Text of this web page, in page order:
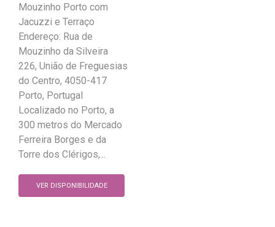
Mouzinho Porto com
Jacuzzi e Terraço
Endereço: Rua de
Mouzinho da Silveira
226, União de Freguesias
do Centro, 4050-417
Porto, Portugal
Localizado no Porto, a
300 metros do Mercado
Ferreira Borges e da
Torre dos Clérigos,...
VER DISPONIBILIDADE